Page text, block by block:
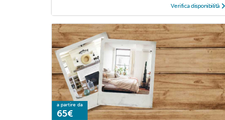
Verifica disponibilità
a partire da
65€